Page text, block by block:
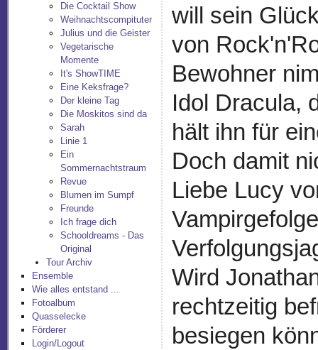
Die Cocktail Show
Weihnachtscompituter
Julius und die Geister
Vegetarische
Momente
It's ShowTIME
Eine Keksfrage?
Der kleine Tag
Die Moskitos sind da
Sarah
Linie 1
Ein
Sommernachtstraum
Revue
Blumen im Sumpf
Freunde
Ich frage dich
Schooldreams - Das
Original
Tour Archiv
Ensemble
Wie alles entstand ...
Fotoalbum
Quasselecke
Förderer
Login/Logout
will sein
von
Bewohner
Idol Dracula,
hält ihn für
Doch damit
Liebe Lucy
Wird
rechtzeitig
besiegen